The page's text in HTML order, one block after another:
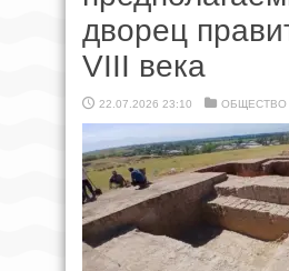
дворец
VIII века
22.07.2026 23:10 ОБЩЕСТВО